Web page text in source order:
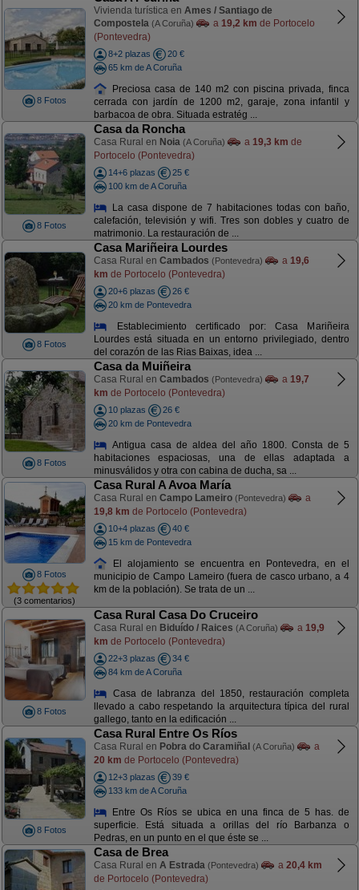
8 Fotos
Vivienda turística en Ames / Santiago de
Compostela (A Coruña) a 19,2 km de Portocelo
(Pontevedra)
8+2 plazas
20 €
65 km de A Coruña
Preciosa casa de 140 m2 con piscina privada, finca
cerrada con jardín de 1200 m2, garaje, zona infantil y
barbacoa de obra. Situada estratég ...
8 Fotos
Casa da Roncha
Casa Rural en Noia (A Coruña) a 19,3 km de
Portocelo (Pontevedra)
14+6 plazas
25 €
100 km de A Coruña
La casa dispone de 7 habitaciones todas con baño,
calefación, televisión y wifi. Tres son dobles y cuatro de
matrimonio. La restauración de ...
8 Fotos
Casa Mariñeira Lourdes
Casa Rural en Cambados (Pontevedra) a 19,6
km de Portocelo (Pontevedra)
20+6 plazas
26 €
20 km de Pontevedra
Establecimiento certificado por: Casa Mariñeira
Lourdes está situada en un entorno privilegiado, dentro
del corazón de las Rias Baixas, idea ...
8 Fotos
Casa da Muiñeira
Casa Rural en Cambados (Pontevedra) a 19,7
km de Portocelo (Pontevedra)
10 plazas
26 €
20 km de Pontevedra
Antigua casa de aldea del año 1800. Consta de 5
habitaciones espaciosas, una de ellas adaptada a
minusválidos y otra con cabina de ducha, sa ...
8 Fotos
(3 comentarios)
Casa Rural A Avoa María
Casa Rural en Campo Lameiro (Pontevedra)
a
19,8 km de Portocelo (Pontevedra)
10+4 plazas
40 €
15 km de Pontevedra
El alojamiento se encuentra en Pontevedra, en el
municipio de Campo Lameiro (fuera de casco urbano, a 4
km de la población). Se trata de un ...
8 Fotos
Casa Rural Casa Do Cruceiro
Casa Rural en Biduído / Raices (A Coruña) a 19,9
km de Portocelo (Pontevedra)
22+3 plazas
34 €
84 km de A Coruña
Casa de labranza del 1850, restauración completa
llevado a cabo respetando la arquitectura típica del rural
gallego, tanto en la edificación ...
8 Fotos
Casa Rural Entre Os Ríos
Casa Rural en Pobra do Caramiñal (A Coruña)
a
20 km de Portocelo (Pontevedra)
12+3 plazas
39 €
133 km de A Coruña
Entre Os Ríos se ubica en una finca de 5 has. de
superficie. Está situada a orillas del río Barbanza o
Pedras, en un punto en el que éste se ...
Casa de Brea
Casa Rural en A Estrada (Pontevedra) a 20,4 km
de Portocelo (Pontevedra)